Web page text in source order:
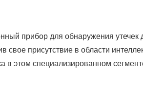
прибор для обнаружения
свое присутствие в области
этом специализированном